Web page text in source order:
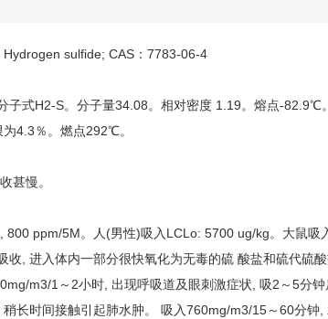
Hydrogen sulfide; CAS：7783-06-4
子式H2-S。分子量34.08。相对密度 1.19。熔点-
4.3％。燃点292℃。
甚慢。
800 ppm/5M。人(男性)吸入LCLo: 5700 ug/kg。大鼠
收, 进入体内一部分很快氧化为无毒的硫 酸盐和硫代硫
m3/1～2小时, 出现呼吸道及眼刺激症状, 吸2～5分
长时间接触引起肺水肿。 吸入760mg/m3/15～60分钟,